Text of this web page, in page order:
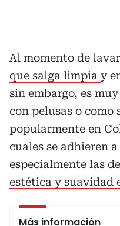
Al momento de
que salga limpia y
sin embargo, es
con pelusas o como
popularmente en
cuales se adhieren
especialmente las
estética y suavidad
Más información